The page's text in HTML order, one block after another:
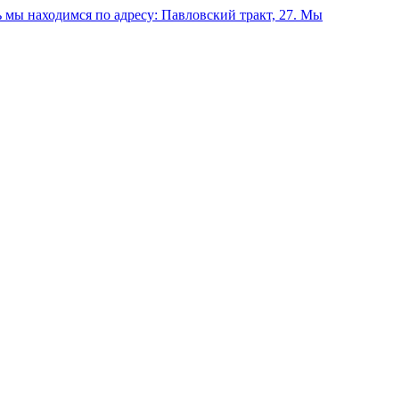
находимся по адресу: Павловский тракт, 27. Мы